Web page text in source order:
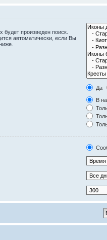
произведен поиск.
автоматически, если Вы
Да
В